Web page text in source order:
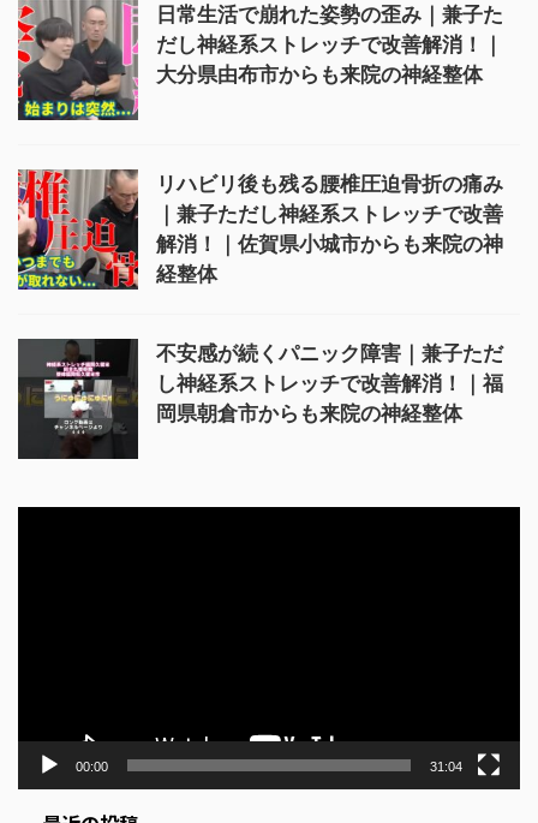
日常生活で崩れた姿勢の歪み｜兼子た
だし神経系ストレッチで改善解消！｜
大分県由布市からも来院の神経整体
リハビリ後も残る腰椎圧迫骨折の痛み
｜兼子ただし神経系ストレッチで改善
解消！｜佐賀県小城市からも来院の神
経整体
不安感が続くパニック障害｜兼子ただ
し神経系ストレッチで改善解消！｜福
岡県朝倉市からも来院の神経整体
00:00 31:04